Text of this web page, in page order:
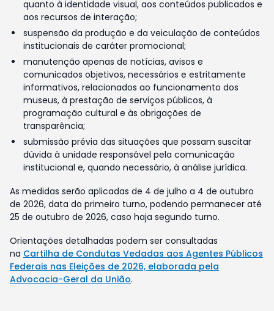
quanto à identidade visual, aos conteúdos publicados e
aos recursos de interação;
suspensão da produção e da veiculação de conteúdos
institucionais de caráter promocional;
manutenção apenas de notícias, avisos e
comunicados objetivos, necessários e estritamente
informativos, relacionados ao funcionamento dos
museus, à prestação de serviços públicos, à
programação cultural e às obrigações de
transparência;
submissão prévia das situações que possam suscitar
dúvida à unidade responsável pela comunicação
institucional e, quando necessário, à análise jurídica.
As medidas serão aplicadas de 4 de julho a 4 de outubro
de 2026, data do primeiro turno, podendo permanecer até
25 de outubro de 2026, caso haja segundo turno.
Orientações detalhadas podem ser consultadas
na Cartilha de Condutas Vedadas aos Agentes Públicos
Federais nas Eleições de 2026, elaborada pela
Advocacia-Geral da União.